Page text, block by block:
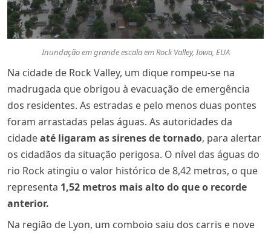
Inundação em grande escala em Rock Valley, Iowa, EUA
Na cidade de Rock Valley, um dique rompeu-se na
madrugada que obrigou à evacuação de emergência
dos residentes. As estradas e pelo menos duas pontes
foram arrastadas pelas águas. As autoridades da
cidadeaté ligaram as sirenes de tornado, para alertar
os cidadãos da situação perigosa. O nível das águas do
rio Rock atingiu o valor histórico de 8,42 metros, o que
representa 1,52 metros mais alto do que o recorde
anterior.
Na região de Lyon, um comboio saiu dos carris e nove